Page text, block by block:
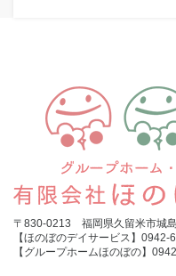
〒830-0213 福岡県久留米市城
【ほのぼのデイサービス】0942-
【グループホームほのぼの】